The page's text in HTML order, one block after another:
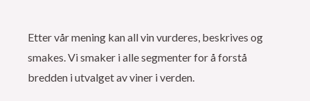
Etter vår mening kan all vin vurderes, beskrives og
smakes. Vi smaker i alle segmenter for å forstå
bredden i utvalget av viner i verden.